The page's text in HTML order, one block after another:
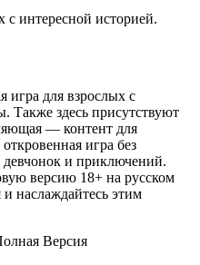
интересной историей.
игра для взрослых с
Также здесь присутствуют
— контент для
игра без
девчонок и приключений.
версию 18+ на русском
наслаждайтесь этим